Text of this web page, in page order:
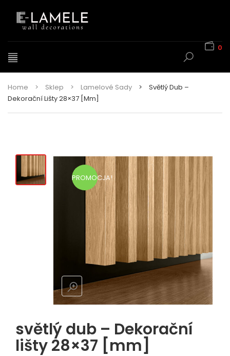
0
Home > Sklep > Lamelové Sady >
Světlý Dub –
Dekorační Lišty 28×37 [mm]
PROMOCJA!
světlý dub – Dekorační
lišty 28×37 [mm]